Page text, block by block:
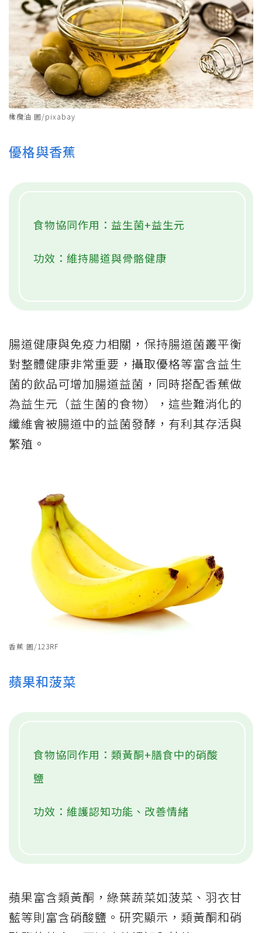
橄欖油 圖/pixabay
優格與香蕉
食物協同作用：益生菌+益生元
功效：維持腸道與骨骼健康
腸道健康與免疫力相關，保持腸道菌叢平衡
對整體健康非常重要，攝取優格等富含益生
菌的飲品可增加腸道益菌，同時搭配香蕉做
為益生元（益生菌的食物），這些難消化的
纖維會被腸道中的益菌發酵，有利其存活與
繁殖。
香蕉 圖/123RF
蘋果和菠菜
食物協同作用：類黃酮+膳食中的硝酸
鹽
功效：維護認知功能、改善情緒
蘋果富含類黃酮，綠葉蔬菜如菠菜、羽衣甘
藍等則富含硝酸鹽。研究顯示，類黃酮和硝